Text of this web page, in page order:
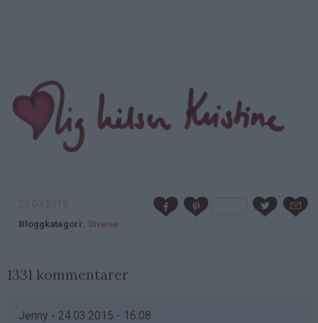
Bloggkategori Diverse
1331 kommentarer
Jenny - 24.03.2015 - 16:08